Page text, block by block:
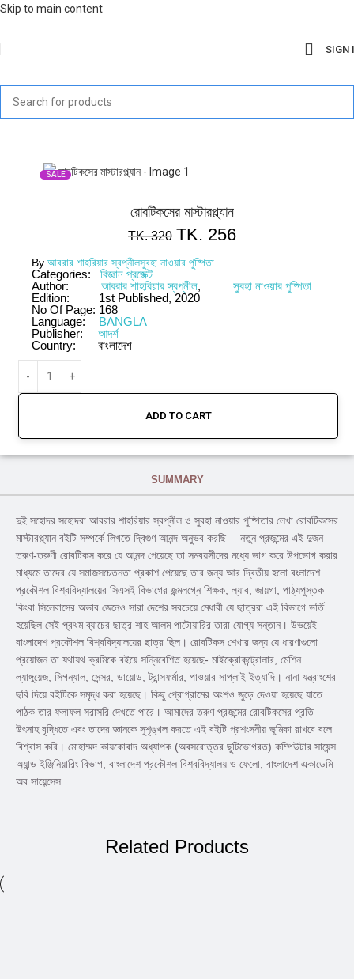
Skip to main content
SIGN
SALE
রোবটিকসের মাস্টারপ্ল্যান
TK.320 TK. 256
By আবরার শাহরিয়ার স্বপ্নীলসুবহা নাওয়ার পুষ্পিতা
Categories:
বিজ্ঞান প্রজেক্ট
Author:
আবরার শাহরিয়ার স্বপ্নীল,
সুবহা নাওয়ার পুষ্পিতা
Edition:
1st Published, 2020
No Of Page: 168
Language:
BANGLA
Publisher:
আদর্শ
Country:
বাংলাদেশ
ADD TO CART
SUMMARY
দুই সহোদর সহোদরা আবরার শাহরিয়ার স্বপ্নীল ও সুবহা নাওয়ার পুষ্পিতার লেখা রোবটিকসের
মাস্টারপ্ল্যান বইটি সম্পর্কে লিখতে দ্বিগুণ আনন্দ অনুভব করছি— নতুন প্রজন্মের এই দুজন
তরুণ-তরুণী রোবটিকস করে যে আনন্দ পেয়েছে তা সমবয়সীদের মধ্যে ভাগ করে উপভোগ করার
মাধ্যমে তাদের যে সমাজসচেতনতা প্রকাশ পেয়েছে তার জন্য আর দ্বিতীয় হলো বংলাদেশ
প্রকৌশল বিশ্ববিদ্যালয়ের সিএসই বিভাগের জন্মলগ্নে শিক্ষক, ল্যাব, জায়গা, পাঠ্যপুস্তক
কিংবা সিলেবাসের অভাব জেনেও সারা দেশের সবচেয়ে মেধাবী যে ছাত্ররা এই বিভাগে ভর্তি
হয়েছিল সেই প্রথম ব্যাচের ছাত্র শাহ আলম পাটোয়ারির তারা যোগ্য সন্তান। উভয়েই
বাংলাদেশ প্রকৌশল বিশ্ববিদ্যালয়ের ছাত্র ছিল। রোবটিকস শেখার জন্য যে ধারণাগুলো
প্রয়োজন তা যথাযথ ক্রমিকে বইয়ে সন্নিবেশিত হয়েছে- মাইক্রোকন্ট্রোলার, মেশিন
ল্যাঙ্গুয়েজ, সিগন্যাল, সেন্সর, ডায়োড, ট্রান্সফর্মার, পাওয়ার সাপ্লাই ইত্যাদি। নানা যন্ত্রাংশের
ছবি দিয়ে বইটিকে সমৃদ্ধ করা হয়েছে। কিছু প্রোগ্রামের অংশও জুড়ে দেওয়া হয়েছে যাতে
পাঠক তার ফলাফল সরাসরি দেখতে পারে। আমাদের তরুণ প্রজন্মের রোবটিকসের প্রতি
উৎসাহ বৃদ্ধিতে এবং তাদের জ্ঞানকে সুশৃঙ্খল করতে এই বইটি প্রশংসনীয় ভূমিকা রাখবে বলে
বিশ্বাস করি। মোহাম্মদ কায়কোবাদ অধ্যাপক (অবসরোত্তর ছুটিভোগরত) কম্পিউটার সায়েন্স
অ্যান্ড ইঞ্জিনিয়ারিং বিভাগ, বাংলাদেশ প্রকৌশল বিশ্ববিদ্যালয় ও ফেলো, বাংলাদেশ একাডেমি
অব সায়েন্সেস
Related Products